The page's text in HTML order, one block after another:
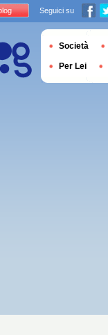
Seguici su
Società
Per Lei